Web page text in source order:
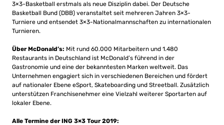
3×3-Basketball erstmals als neue Disziplin dabei. Der Deutsche
Basketball Bund (DBB) veranstaltet seit mehreren Jahren 3×3-
Turniere und entsendet 3×3-Nationalmannschaften zu internationalen
Turnieren.
Über McDonald’s: Mit rund 60.000 Mitarbeitern und 1.480
Restaurants in Deutschland ist McDonald’s führend in der
Gastronomie und eine der bekanntesten Marken weltweit. Das
Unternehmen engagiert sich in verschiedenen Bereichen und fördert
auf nationaler Ebene eSport, Skateboarding und Streetball. Zusätzlich
unterstützen Franchisenehmer eine Vielzahl weiterer Sportarten auf
lokaler Ebene.
Alle Termine der ING 3×3 Tour 2019: